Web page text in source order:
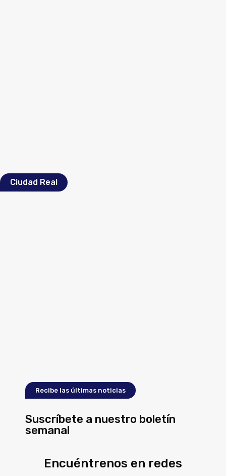
Ciudad Real
Recibe las últimas noticias
Suscríbete a nuestro boletín
semanal
Encuéntrenos en redes